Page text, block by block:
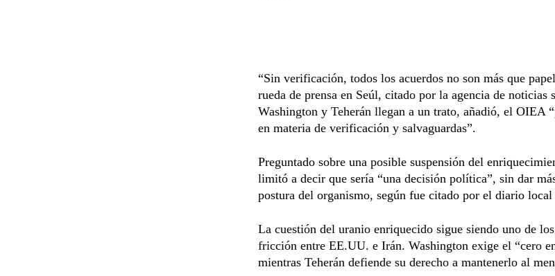
“Sin verificación, todos los acuerdos no son más que
rueda de prensa en Seúl, citado por la agencia de noticias
Washington y Teherán llegan a un trato, añadió, el OIEA
en materia de verificación y salvaguardas”.
Preguntado sobre una posible suspensión del
limitó a decir que sería “una decisión política”, sin dar
postura del organismo, según fue citado por el diario local
La cuestión del uranio enriquecido sigue siendo uno de
fricción entre EE.UU. e Irán. Washington exige el “cero
mientras Teherán defiende su derecho a mantenerlo al